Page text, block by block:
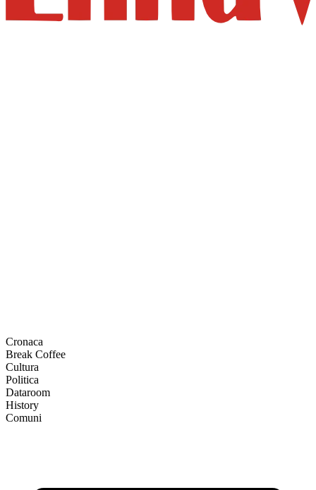
Cronaca
Break Coffee
Cultura
Politica
Dataroom
History
Comuni